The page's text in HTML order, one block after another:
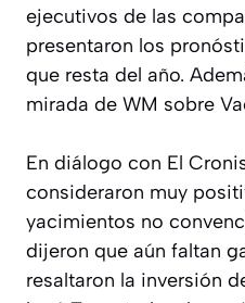
ejecutivos de las
presentaron los
que resta del año.
mirada de WM sobre
En diálogo con El
consideraron muy
yacimientos no
dijeron que aún faltan
resaltaron la inversión